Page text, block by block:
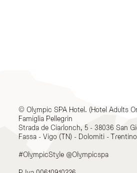
© Olympic SPA Hotel. (Hotel Adults
Famiglia Pellegrin
Strada de Ciarlonch, 5 - 38036 San
Fassa - Vigo (TN) - Dolomiti -
#OlympicStyle @Olympicspa